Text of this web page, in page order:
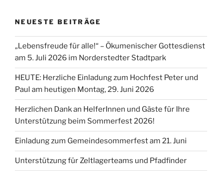
NEUESTE BEITRÄGE
„Lebensfreude für alle!“ – Ökumenischer Gottesdienst
am 5. Juli 2026 im Norderstedter Stadtpark
HEUTE: Herzliche Einladung zum Hochfest Peter und
Paul am heutigen Montag, 29. Juni 2026
Herzlichen Dank an HelferInnen und Gäste für Ihre
Unterstützung beim Sommerfest 2026!
Einladung zum Gemeindesommerfest am 21. Juni
Unterstützung für Zeltlagerteams und Pfadfinder